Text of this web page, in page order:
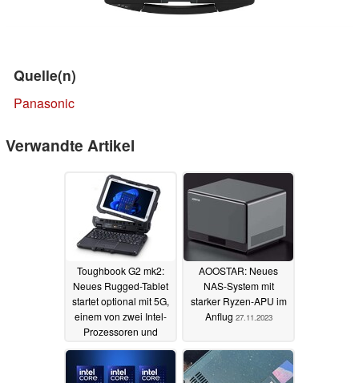
Quelle(n)
Panasonic
Verwandte Artikel
Toughbook G2 mk2:
Neues Rugged-Tablet
startet optional mit 5G,
einem von zwei Intel-
Prozessoren und
05.03.2024
AOOSTAR: Neues
NAS-System mit
starker Ryzen-APU im
Anflug 27.11.2023